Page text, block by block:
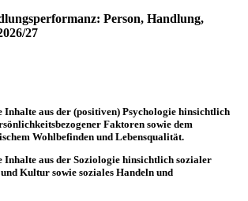
Person, Handlung,
27
aus der (positiven) Psychologie hinsichtlich
Faktoren sowie dem
Wohlbefinden und Lebensqualität.
aus der Soziologie hinsichtlich sozialer
Kultur sowie soziales Handeln und